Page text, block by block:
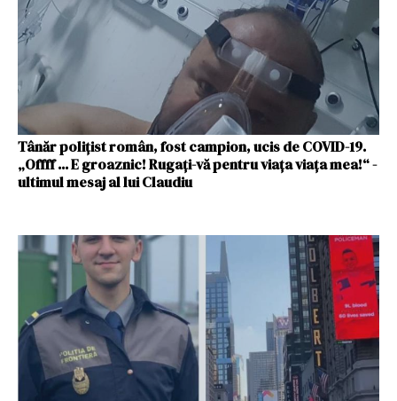
Tânăr polițist român, fost campion, ucis de COVID-19.
„Offff ... E groaznic! Rugați-vă pentru viața viaţa mea!“ -
ultimul mesaj al lui Claudiu